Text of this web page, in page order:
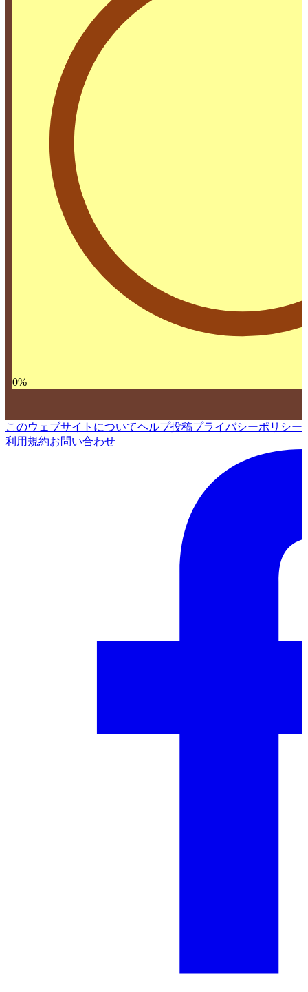
0%
このウェブサイトについてヘルプ投稿プライバシーポリシー
利用規約お問い合わせ